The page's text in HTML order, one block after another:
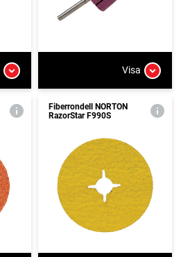
Visa
Fiberrondell NORTON
RazorStar F990S